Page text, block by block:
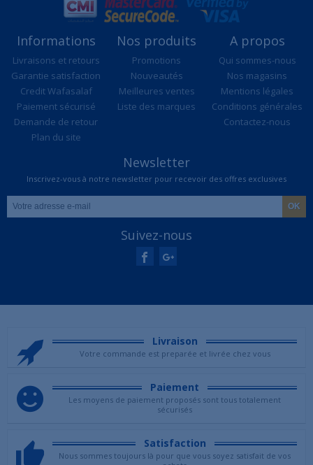
Informations
Livraisons et retours
Garantie satisfaction
Credit Wafasalaf
Paiement sécurisé
Demande de retour
Plan du site
Nos produits
Promotions
Nouveautés
Meilleures ventes
Liste des marques
A propos
Qui sommes-nous
Nos magasins
Mentions légales
Conditions générales
Contactez-nous
Newsletter
Inscrivez-vous à notre newsletter pour recevoir des offres exclusives
Suivez-nous
Livraison
Votre commande est preparée et livrée chez vous
Paiement
Les moyens de paiement proposés sont tous totalement
sécurisés
Satisfaction
Nous sommes toujours là pour que vous soyez satisfait de vos